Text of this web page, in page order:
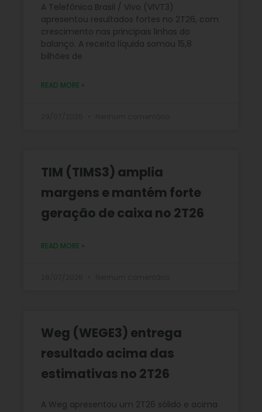
A Telefônica Brasil / Vivo (VIVT3)
apresentou resultados fortes no 2T26, com
crescimento nas principais linhas do
balanço. A receita líquida somou 15,8
bilhões de
READ MORE »
TIM (TIMS3) amplia
margens e mantém forte
geração de caixa no 2T26
READ MORE »
Weg (WEGE3) entrega
resultado acima das
estimativas no 2T26
A Weg apresentou um 2T26 sólido e acima